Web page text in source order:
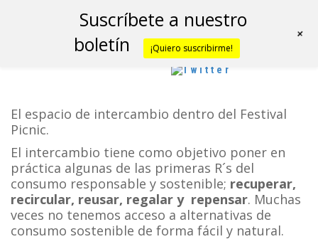
El espacio de intercambio dentro del Festival
Picnic.
El intercambio tiene como objetivo poner en
práctica algunas de las primeras R´s del
consumo responsable y sostenible; recuperar,
recircular, reusar, regalar y repensar. Muchas
veces no tenemos acceso a alternativas de
consumo sostenible de forma fácil y natural.
Suscríbete a nuestro
boletín
¡Quiero suscribirme!
+